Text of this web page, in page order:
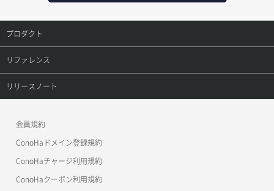
メンバー更新
メンバー詳細取得
メンバー追加
リスナー作成
オブジェクト複製
オブジェクト詳細取得
コンテナ一覧取得
コンテナ作成
コンテナ削除
ラージオブジェクトアップロード(DLO)
レコード更新
レコード詳細取得
プロダクト
プロダクトトップ
ConoHa VPS(Ver.3.0)
ConoHa for GAME
リファレンス
リファレンストップ
OpenStack CLI
Terraform
リリースノート
会員規約
ConoHaドメイン登録規約
ConoHaチャージ利用規約
ConoHaクーポン利用規約